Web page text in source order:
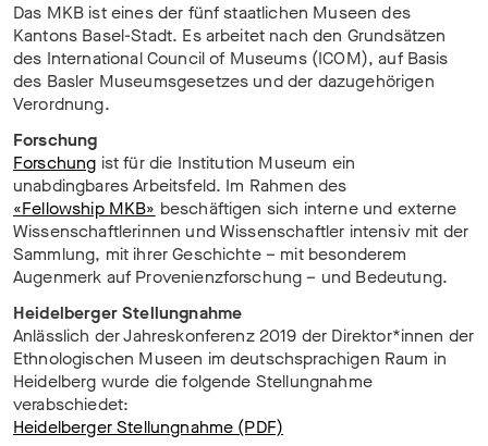
Das MKB ist eines der fünf staatlichen Museen des
Kantons Basel-Stadt. Es arbeitet nach den Grundsätzen
des International Council of Museums (ICOM), auf Basis
des Basler Museumsgesetzes und der dazugehörigen
Verordnung.
Forschung
Forschung ist für die Institution Museum ein
unabdingbares Arbeitsfeld. Im Rahmen des
«Fellowship MKB» beschäftigen sich interne und externe
Wissenschaftlerinnen und Wissenschaftler intensiv mit der
Sammlung, mit ihrer Geschichte – mit besonderem
Augenmerk auf Provenienzforschung – und Bedeutung.
Heidelberger Stellungnahme
Anlässlich der Jahreskonferenz 2019 der Direktor*innen der
Ethnologischen Museen im deutschsprachigen Raum in
Heidelberg wurde die folgende Stellungnahme
verabschiedet:
Heidelberger Stellungnahme (PDF)